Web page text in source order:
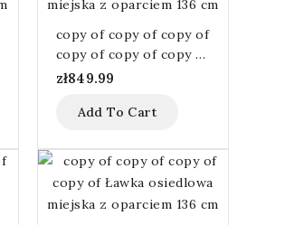
copy of copy of copy of
copy of copy of copy of
copy of copy of Ławka
oparciem 136 cm
zł849.99
Add To Cart